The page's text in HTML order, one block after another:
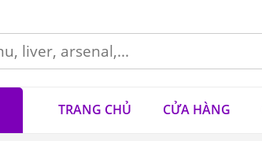
TRANG CHỦ CỬA HÀNG